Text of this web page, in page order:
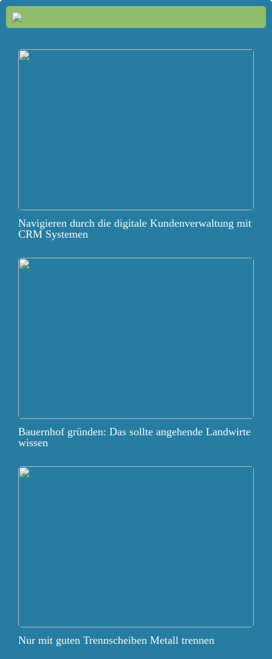
Navigieren durch die digitale Kundenverwaltung mit
CRM Systemen
Bauernhof gründen: Das sollte angehende Landwirte
wissen
Nur mit guten Trennscheiben Metall trennen